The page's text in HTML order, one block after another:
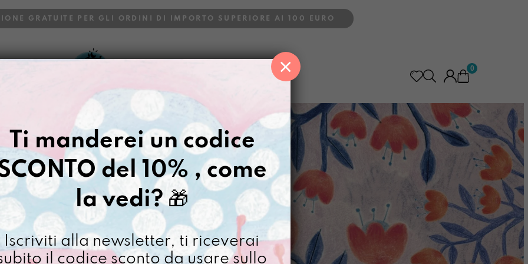
GRATUITE PER GLI ORDINI DI IMPORTO SUPERIORE AI 100 EURO
0
Ti manderei un codice
del 10% , come
la vedi?🎁
Iscriviti alla newsletter, ti riceverai
il codice sconto da usare sullo
×